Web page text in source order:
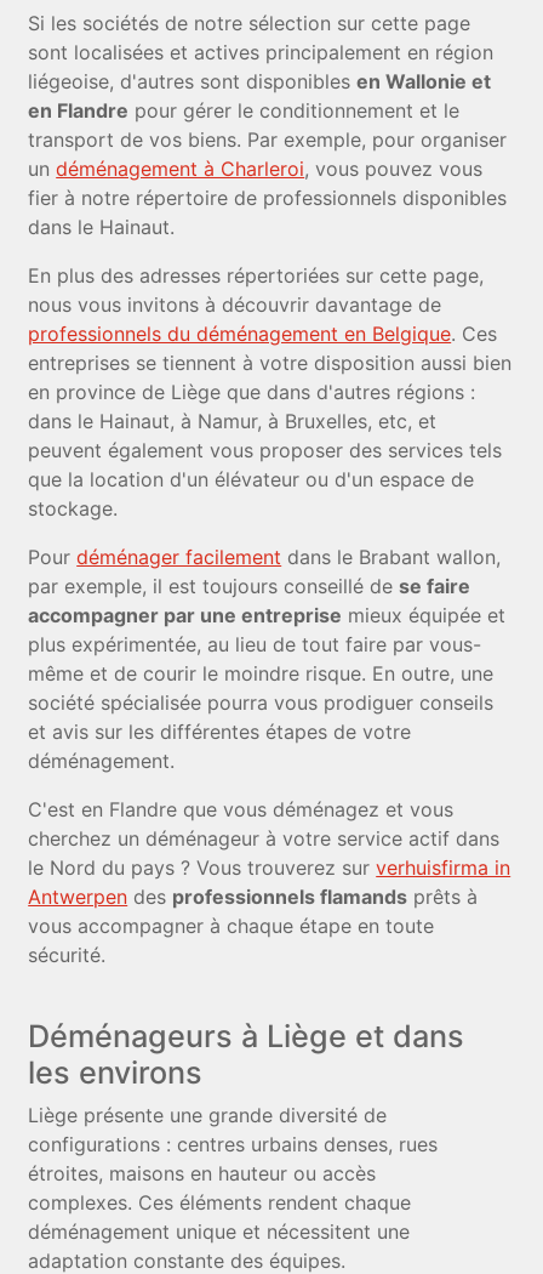
Si les sociétés de notre sélection sur cette page
sont localisées et actives principalement en région
liégeoise, d'autres sont disponiblesen Wallonie et
en Flandre pour gérer le conditionnement et le
transport de vos biens. Par exemple, pour organiser
undéménagement à Charleroi, vous pouvez vous
fier à notre répertoire de professionnels disponibles
dans le Hainaut.
En plus des adresses répertoriées sur cette page,
nous vous invitons à découvrir davantage de
professionnels du déménagement en Belgique. Ces
entreprises se tiennent à votre disposition aussi bien
en province de Liège que dans d'autres régions :
dans le Hainaut, à Namur, à Bruxelles, etc, et
peuvent également vous proposer des services tels
que la location d'un élévateur ou d'un espace de
stockage.
Pourdéménager facilement dans le Brabant wallon,
par exemple, il est toujours conseillé dese faire
accompagner par une entreprise mieux équipée et
plus expérimentée, au lieu de tout faire par vous-
même et de courir le moindre risque. En outre, une
société spécialisée pourra vous prodiguer conseils
et avis sur les différentes étapes de votre
déménagement.
C'est en Flandre que vous déménagez et vous
cherchez un déménageur à votre service actif dans
le Nord du pays ? Vous trouverez surverhuisfirma in
Antwerpen des professionnels flamands prêts à
vous accompagner à chaque étape en toute
sécurité.
Déménageurs à Liège et dans
les environs
Liège présente une grande diversité de
configurations : centres urbains denses, rues
étroites, maisons en hauteur ou accès
complexes. Ces éléments rendent chaque
déménagement unique et nécessitent une
adaptation constante des équipes.